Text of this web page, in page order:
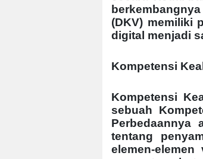
(DKV) memiliki
digital menjadi
Kompetensi
Kompetensi
sebuah
Perbedaannya
tentang
elemen-